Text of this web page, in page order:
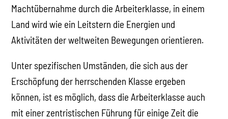
Machtübernahme durch die Arbeiterklasse, in einem
Land wird wie ein Leitstern die Energien und
Aktivitäten der weltweiten Bewegungen orientieren.
Unter spezifischen Umständen, die sich aus der
Erschöpfung der herrschenden Klasse ergeben
können, ist es möglich, dass die Arbeiterklasse auch
mit einer zentristischen Führung für einige Zeit die